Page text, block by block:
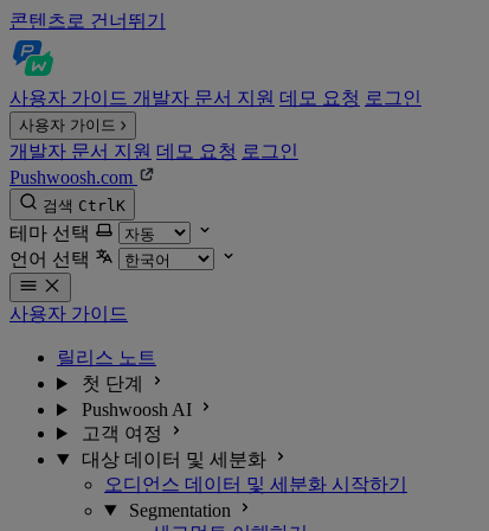
콘텐츠로 건너뛰기
사용자 가이드 개발자 문서 지원 데모 요청 로그인
사용자 가이드
개발자 문서 지원 데모 요청 로그인
Pushwoosh.com
검색 CtrlK
테마 선택
언어 선택
사용자 가이드
릴리스 노트
첫 단계
Pushwoosh AI
고객 여정
대상 데이터 및 세분화
오디언스 데이터 및 세분화 시작하기
Segmentation